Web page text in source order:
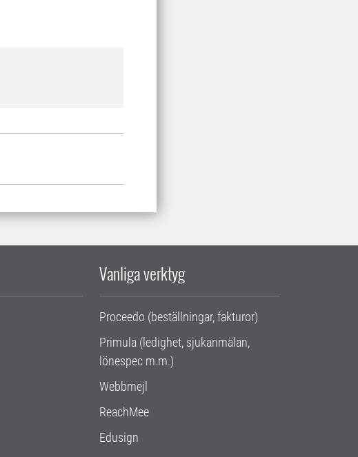
Vanliga verktyg
Proceedo (beställningar, fakturor)
Primula (ledighet, sjukanmälan,
lönespec m.m.)
Webbmejl
ReachMee
Edusign